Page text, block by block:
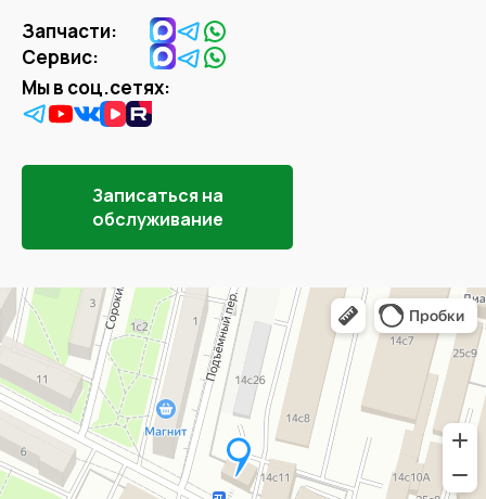
Запчасти:
Сервис:
Мы в соц.сетях:
Записаться на
обслуживание